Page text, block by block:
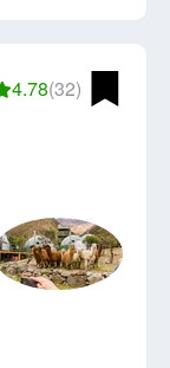
4.78(32)